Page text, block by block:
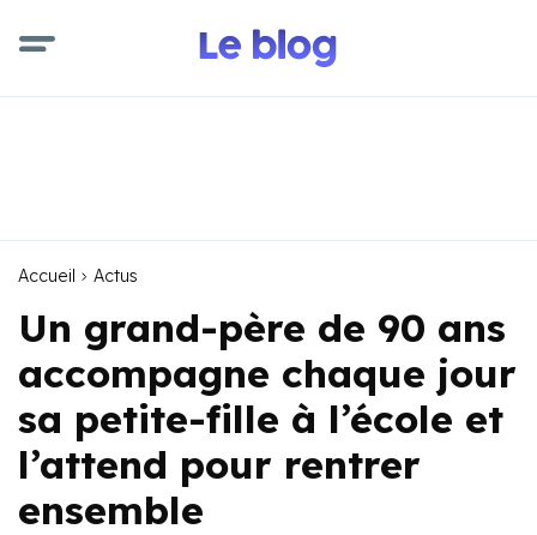
Accueil Actus
Un grand-père de 90 ans
accompagne chaque jour
sa petite-fille à l’école et
l’attend pour rentrer
ensemble